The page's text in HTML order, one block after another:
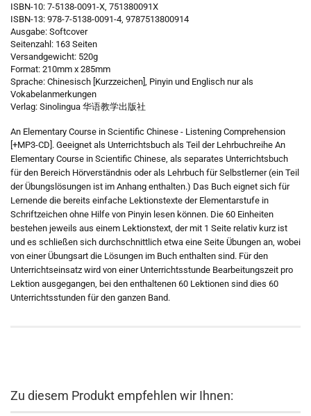
ISBN-10: 7-5138-0091-X, 751380091X
ISBN-13: 978-7-5138-0091-4, 9787513800914
Ausgabe: Softcover
Seitenzahl: 163 Seiten
Versandgewicht: 520g
Format: 210mm x 285mm
Sprache: Chinesisch [Kurzzeichen], Pinyin und Englisch nur als
Vokabelanmerkungen
Verlag: Sinolingua 华语教学出版社
An Elementary Course in Scientific Chinese - Listening Comprehension
[+MP3-CD]. Geeignet als Unterrichtsbuch als Teil der Lehrbuchreihe An
Elementary Course in Scientific Chinese, als separates Unterrichtsbuch
für den Bereich Hörverständnis oder als Lehrbuch für Selbstlerner (ein Teil
der Übungslösungen ist im Anhang enthalten.) Das Buch eignet sich für
Lernende die bereits einfache Lektionstexte der Elementarstufe in
Schriftzeichen ohne Hilfe von Pinyin lesen können. Die 60 Einheiten
bestehen jeweils aus einem Lektionstext, der mit 1 Seite relativ kurz ist
und es schließen sich durchschnittlich etwa eine Seite Übungen an, wobei
von einer Übungsart die Lösungen im Buch enthalten sind. Für den
Unterrichtseinsatz wird von einer Unterrichtsstunde Bearbeitungszeit pro
Lektion ausgegangen, bei den enthaltenen 60 Lektionen sind dies 60
Unterrichtsstunden für den ganzen Band.
Zu diesem Produkt empfehlen wir Ihnen: